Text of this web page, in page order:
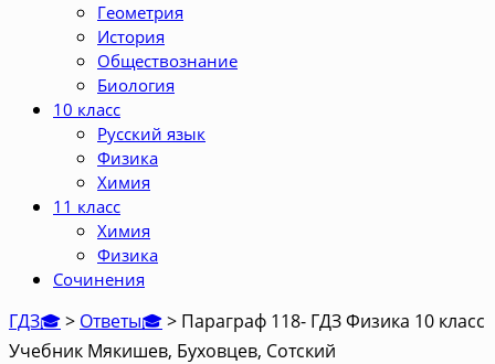
Геометрия
История
Обществознание
Биология
10 класс
Русский язык
Физика
Химия
11 класс
Химия
Физика
Сочинения
ГДЗ🎓> Ответы🎓> Параграф 118- ГДЗ Физика 10 класс
Учебник Мякишев, Буховцев, Сотский